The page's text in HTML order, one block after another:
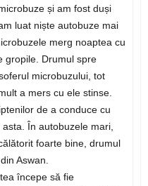
și am fost duși
luat niște autobuze mai
merg noaptea cu
gropile. Drumul spre
microbuzului, tot
a mers cu ele stinse.
de a conduce cu
În autobuzele mari,
foarte bine, drumul
Aswan.
începe să fie